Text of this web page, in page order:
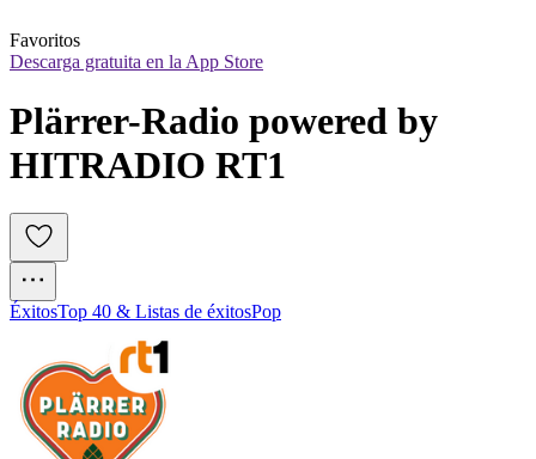
Favoritos
Descarga gratuita en la App Store
Plärrer-Radio powered by
HITRADIO RT1
ÉxitosTop 40 & Listas de éxitosPop